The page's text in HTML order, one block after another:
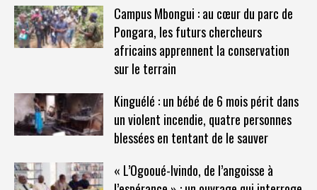
Campus Mbongui : au cœur du parc de
Pongara, les futurs chercheurs
africains apprennent la conservation
sur le terrain
Kinguélé : un bébé de 6 mois périt dans
un violent incendie, quatre personnes
blessées en tentant de le sauver
« L’Ogooué-Ivindo, de l’angoisse à